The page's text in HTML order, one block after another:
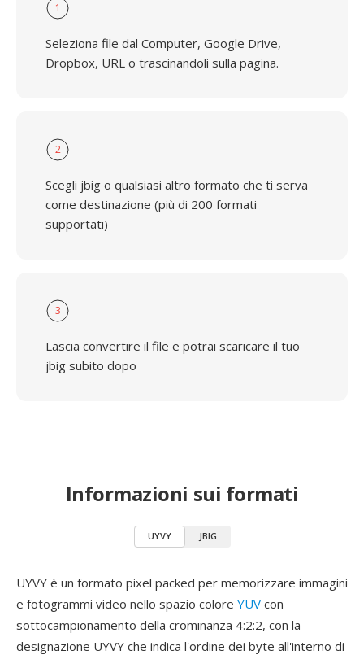
1
Seleziona file dal Computer, Google Drive,
Dropbox, URL o trascinandoli sulla pagina.
2
Scegli jbig o qualsiasi altro formato che ti serva
come destinazione (più di 200 formati
supportati)
3
Lascia convertire il file e potrai scaricare il tuo
jbig subito dopo
Informazioni sui formati
UYVY JBIG
UYVY è un formato pixel packed per memorizzare immagini
e fotogrammi video nello spazio colore YUV con
sottocampionamento della crominanza 4:2:2, con la
designazione UYVY che indica l'ordine dei byte all'interno di